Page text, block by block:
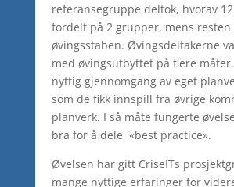
referansegruppe deltok, hvorav
fordelt på 2 grupper, mens resten
øvingsstaben. Øvingsdeltakerne
med øvingsutbyttet på flere
nyttig gjennomgang av eget
som de fikk innspill fra øvrige
planverk. I så måte fungerte
bra for å dele «best practice».
Øvelsen har gitt CriseITs
mange nyttige erfaringer for